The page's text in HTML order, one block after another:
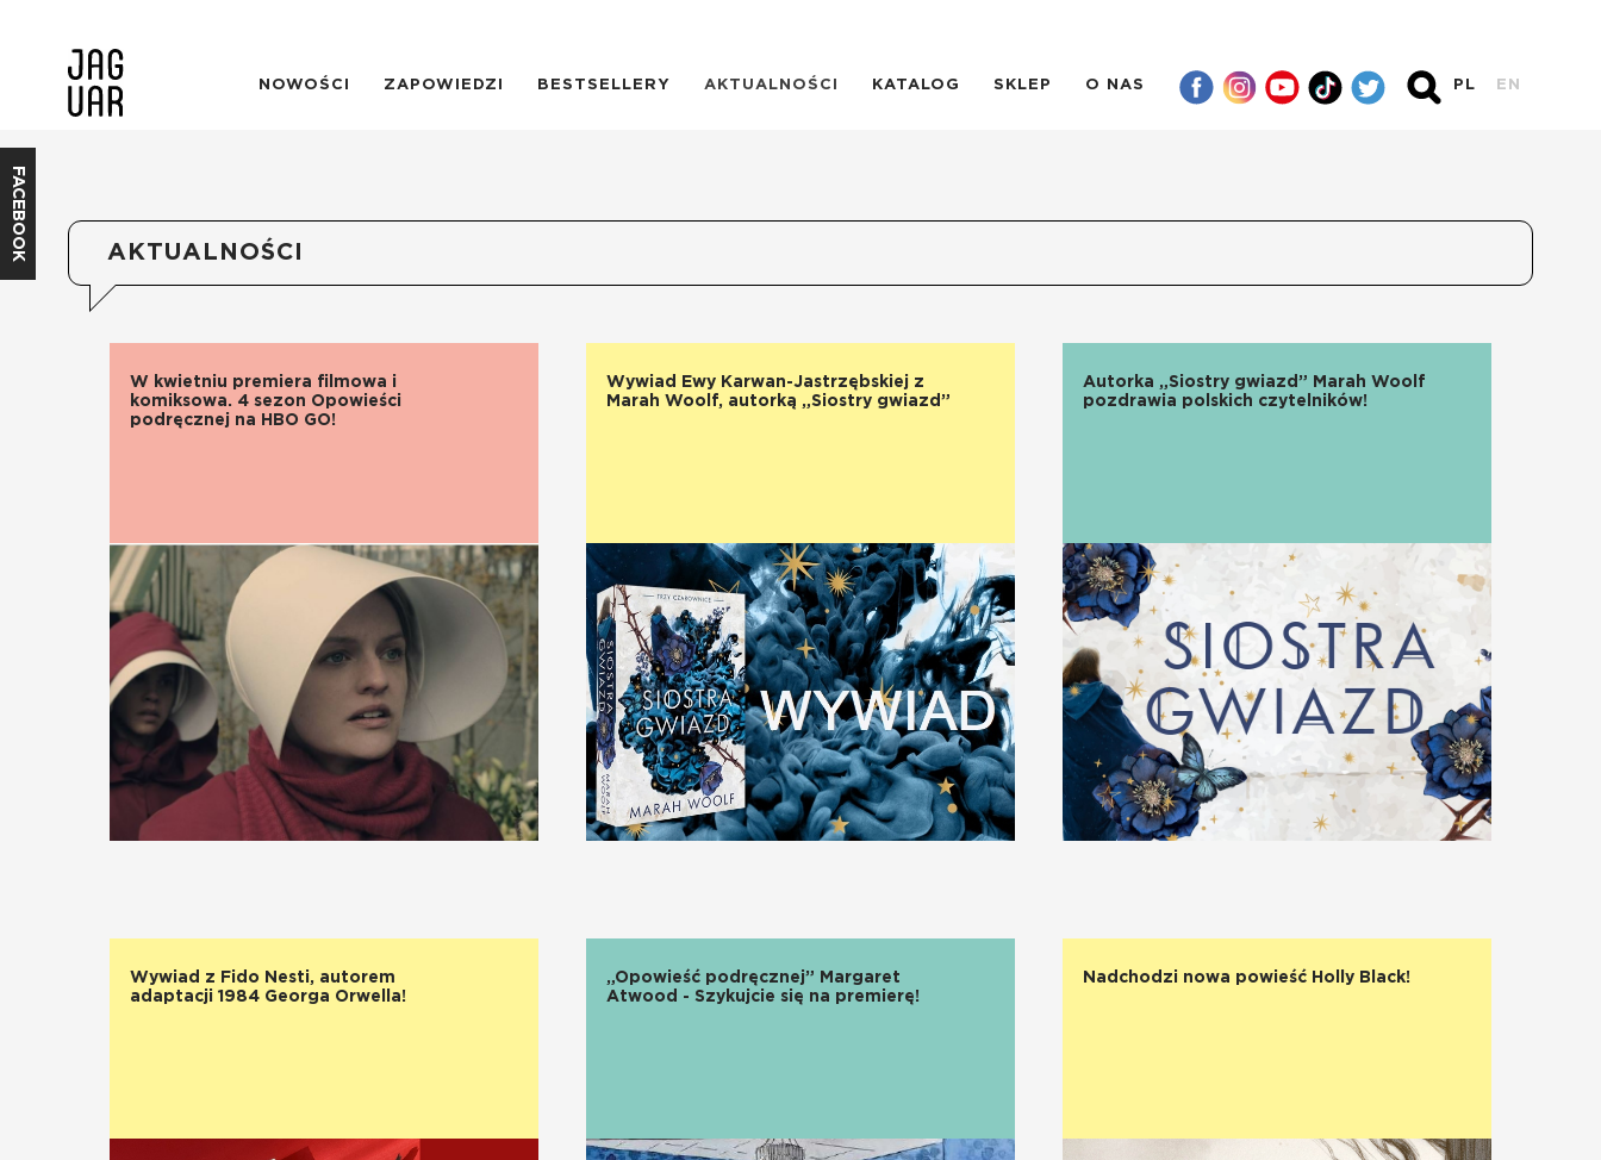
NOWOŚCI ZAPOWIEDZI BESTSELLERY AKTUALNOŚCI KATALOG SKLEP O NAS PL EN
FACEBOOK AKTUALNOŚCI
W kwietniu premiera filmowa i
komiksowa. 4 sezon Opowieści
podręcznej na HBO GO!
Wywiad Ewy Karwan-Jastrzębskiej z
Marah Woolf, autorką „Siostry gwiazd”
Autorka „Siostry gwiazd” Marah Woolf
pozdrawia polskich czytelników!
Wywiad z Fido Nesti, autorem
adaptacji 1984 Georga Orwella!
„Opowieść podręcznej” Margaret
Atwood - Szykujcie się na premierę!
Nadchodzi nowa powieść Holly Black!